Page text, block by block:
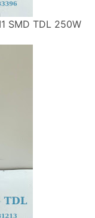
SMD TDL 250W